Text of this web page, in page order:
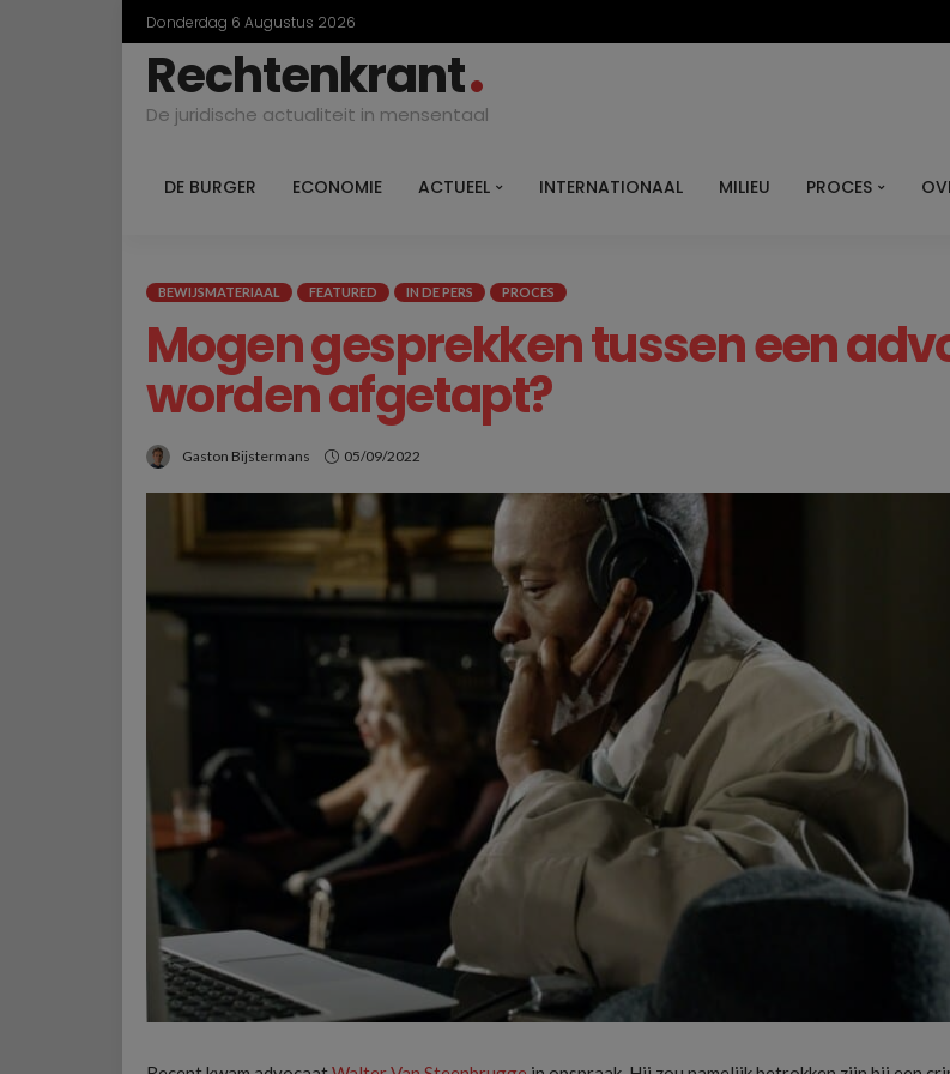
Donderdag 6 Augustus 2026
Rechtenkrant
De juridische actualiteit in mensentaal
DE BURGER ECONOMIE ACTUEEL INTERNATIONAAL MILIEU PROCES
BEWIJSMATERIAAL FEATURED IN DE PERS PROCES
Mogen gesprekken tussen een
worden afgetapt?
Gaston Bijstermans 05/09/2022